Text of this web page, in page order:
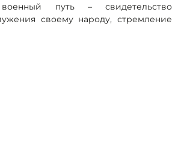
путь – свидетельство
своему народу, стремление